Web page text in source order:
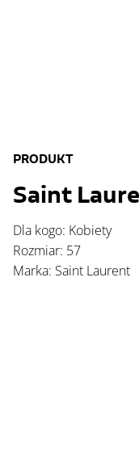
PRODUKT
Saint
Dla kogo: Kobiety
Rozmiar: 57
Marka: Saint Laurent